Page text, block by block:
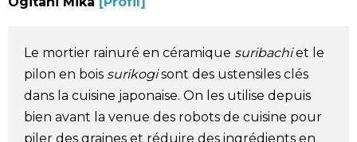
Le japonais
En plus
Le mortier rainuré en céramique suribachiet le
pilon en bois surikogisont des ustensiles clés
dans la cuisine japonaise. On les utilise depuis
bien avant la venue des robots de cuisine pour
piler des graines et réduire des ingrédients en